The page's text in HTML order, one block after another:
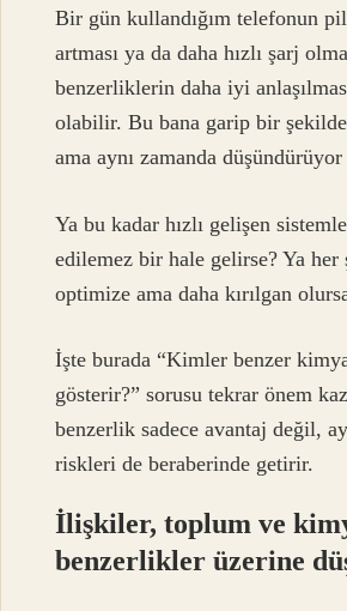
Bir gün kullandığım telefonun
artması ya da daha hızlı şarj
benzerliklerin daha iyi
olabilir. Bu bana garip bir
ama aynı zamanda düşündürüyor
Ya bu kadar hızlı gelişen
edilemez bir hale gelirse? Ya her
optimize ama daha kırılgan
İşte burada “Kimler benzer
gösterir?” sorusu tekrar önem
benzerlik sadece avantaj değil,
riskleri de beraberinde getirir.
İlişkiler, toplum ve
benzerlikler üzerine